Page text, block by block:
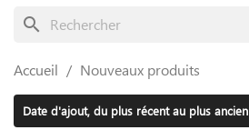
search
Accueil Nouveaux produits
Date d'ajout, du plus récent au plus ancien